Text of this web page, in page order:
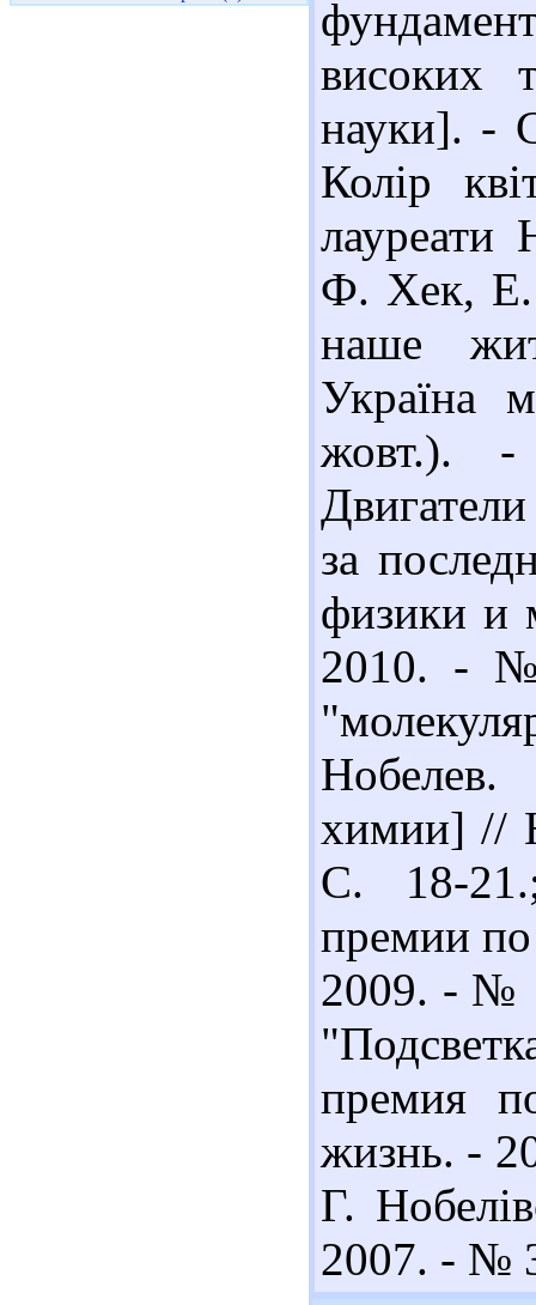
високих
науки]. -
Колір
лауреати
Ф. Хек, Е.
наше
жовт.).
за
физики и
2010. -
химии] //
С. 18-
премии
2009. - №
премия
жизнь. -
Г.
2007. - №